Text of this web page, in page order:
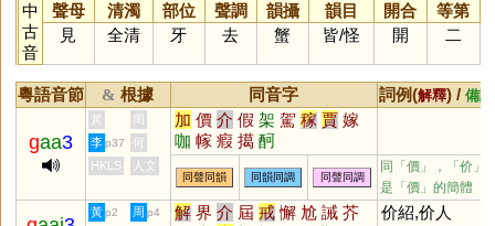
中
古
音
聲母 清濁 部位 聲調 韻攝 韻目 開合
等第
見
全清 牙 去 蟹 皆/怪 開 二
粵語音節 & 根據 同音字 詞例(解釋) / 備註
gaa3
黃 周 加 價 介 假 架 駕 稼 賈 嫁
咖 幏 瘕 擖 酠
李 p37
何
HKLS
人文
同聲同韻 同韻同調 同聲同調
同「價 」，「价」
是「價」的簡體
黃 p2 周 p4 解 界 介 屆 戒 懈 尬 誡 芥
价紹,价人